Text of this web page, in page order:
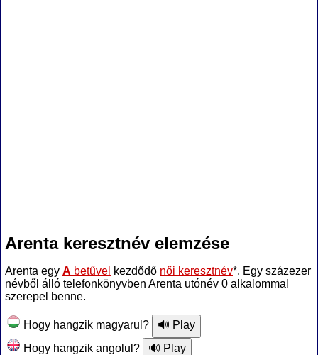
Arenta keresztnév elemzése
Arenta egy A betűvel kezdődő női keresztnév*. Egy százezer
névből álló telefonkönyvben Arenta utónév 0 alkalommal
szerepel benne.
Hogy hangzik magyarul?
Hogy hangzik angolul?